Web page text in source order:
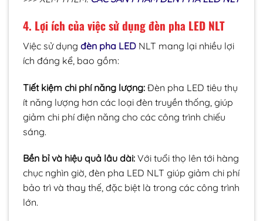
4. Lợi ích của việc sử dụng đèn pha LED NLT
Việc sử dụng đèn pha LED NLT mang lại nhiều lợi
ích đáng kể, bao gồm:
Tiết kiệm chi phí năng lượng: Đèn pha LED tiêu thụ
ít năng lượng hơn các loại đèn truyền thống, giúp
giảm chi phí điện năng cho các công trình chiếu
sáng.
Bền bỉ và hiệu quả lâu dài: Với tuổi thọ lên tới hàng
chục nghìn giờ, đèn pha LED NLT giúp giảm chi phí
bảo trì và thay thế, đặc biệt là trong các công trình
lớn.